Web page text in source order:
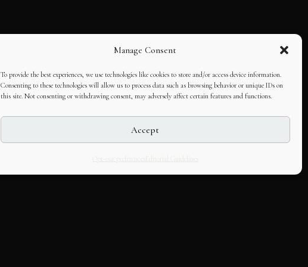
Manage Consent
To provide the best experiences, we use technologies like cookies to store and/or access device information.
Consenting to these technologies will allow us to process data such as browsing behavior or unique IDs on
this site. Not consenting or withdrawing consent, may adversely affect certain features and functions.
Accept
Opt-out preferencesEditorial Guidelines